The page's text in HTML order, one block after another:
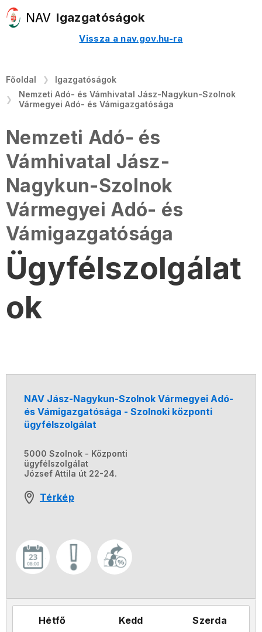
Igazgatóságok
Vissza a nav.gov.hu-ra
Főoldal
Igazgatóságok
Nemzeti Adó- és Vámhivatal Jász-Nagykun-Szolnok
Vármegyei Adó- és Vámigazgatósága
Nemzeti Adó- és
Vámhivatal Jász-
Nagykun-Szolnok
Vármegyei Adó- és
Vámigazgatósága
Ügyfélszolgálat
ok
NAV Jász-Nagykun-Szolnok Vármegyei Adó-
és Vámigazgatósága - Szolnoki központi
ügyfélszolgálat
5000 Szolnok - Központi
ügyfélszolgálat
József Attila út 22-24.
Térkép
Hétfő
Kedd
Szerda